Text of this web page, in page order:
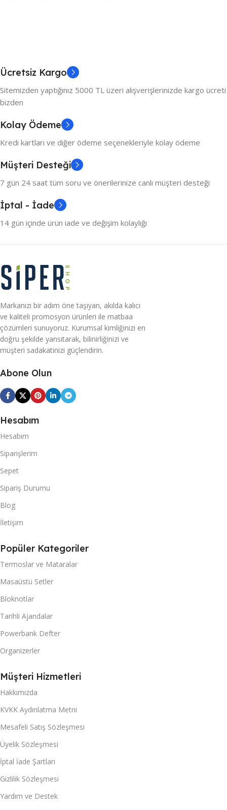
Ücretsiz Kargo
Sitemizden yaptığınız 5000 TL üzeri alışverişlerinizde kargo ücreti
bizden
Kolay Ödeme
Kredi kartları ve diğer ödeme seçenekleriyle kolay ödeme
Müşteri Desteği
7 gün 24 saat tüm soru ve önerilerinize canlı müşteri desteği
İptal - İade
14 gün içinde ürün iade ve değişim kolaylığı
Markanızı bir adım öne taşıyan, akılda kalıcı
ve kaliteli promosyon ürünleri ile matbaa
çözümleri sunuyoruz. Kurumsal kimliğinizi en
doğru şekilde yansıtarak, bilinirliğinizi ve
müşteri sadakatinizi güçlendirin.
Abone Olun
Hesabım
Hesabım
Siparişlerim
Sepet
Sipariş Durumu
Blog
İletişim
Popüler Kategoriler
Termoslar ve Mataralar
Masaüstü Setler
Bloknotlar
Tarihli Ajandalar
Powerbank Defter
Organizerler
Müşteri Hizmetleri
Hakkımızda
KVKK Aydınlatma Metni
Mesafeli Satış Sözleşmesi
Üyelik Sözleşmesi
İptal İade Şartları
Gizlilik Sözleşmesi
Yardım ve Destek